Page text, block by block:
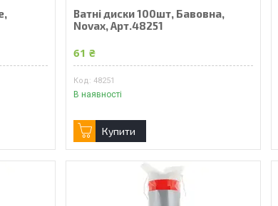
Ватні диски 100шт, Бавовна,
Novax, Арт.48251
61 ₴
48251
В наявності
Купити